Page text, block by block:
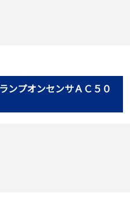
ンプオンセンサＡＣ５０